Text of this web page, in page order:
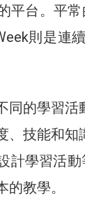
平台。平
則是連
同的學習
、技能和
計學習活
教學。